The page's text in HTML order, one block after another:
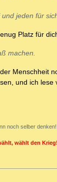
jeden für
Platz für
machen.
Menschheit
und ich lese
noch selber denken!
wählt den Krieg!